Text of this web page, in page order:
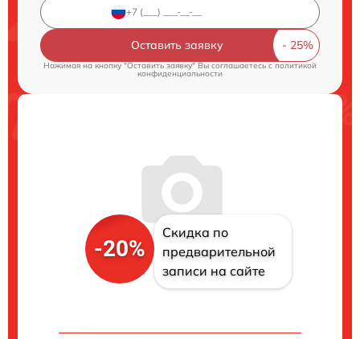
Оставить заявку
Нажимая на кнопку "Оставить заявку" Вы соглашаетесь cполитикой
конфиденциальности
-20%
Скидка по
предварительной
записи на сайте